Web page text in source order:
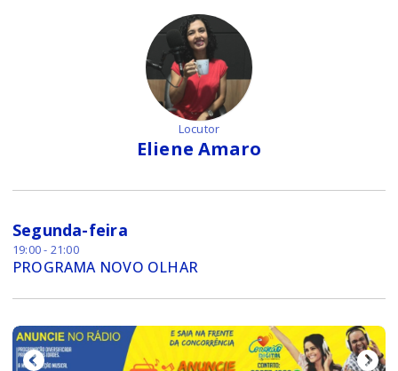
Locutor
Eliene Amaro
Segunda-feira
19:00 - 21:00
PROGRAMA NOVO OLHAR